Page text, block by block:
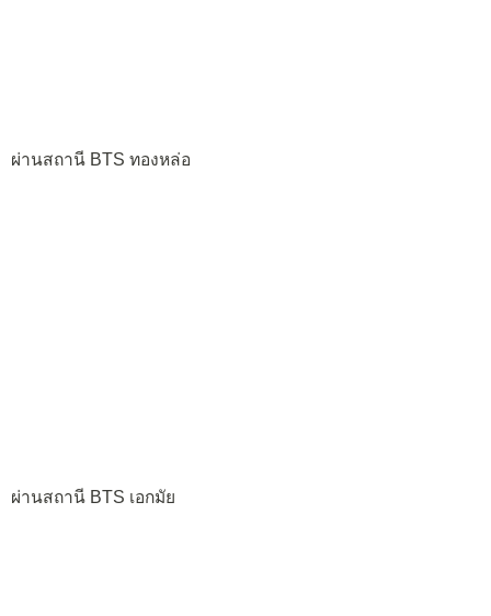
ผ่านสถานี BTS ทองหล่อ
ผ่านสถานี BTS เอกมัย